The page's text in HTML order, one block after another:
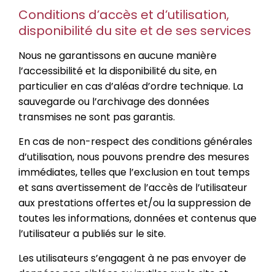
Conditions d’accès et d’utilisation,
disponibilité du site et de ses services
Nous ne garantissons en aucune manière
l’accessibilité et la disponibilité du site, en
particulier en cas d’aléas d’ordre technique. La
sauvegarde ou l’archivage des données
transmises ne sont pas garantis.
En cas de non-respect des conditions générales
d’utilisation, nous pouvons prendre des mesures
immédiates, telles que l’exclusion en tout temps
et sans avertissement de l’accès de l’utilisateur
aux prestations offertes et/ou la suppression de
toutes les informations, données et contenus que
l’utilisateur a publiés sur le site.
Les utilisateurs s’engagent à ne pas envoyer de